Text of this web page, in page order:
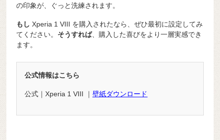
の印象が、ぐっと洗練されます。
もし Xperia 1 VIII を購入されたなら、ぜひ最初に設定してみ
てください。 そうすれば、購入した喜びをより一層実感でき
ます。
公式情報はこちら
公式｜Xperia 1 VIII ｜壁紙ダウンロード